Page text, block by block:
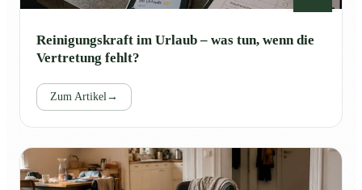
Reinigungskraft im Urlaub – was tun, wenn die
Vertretung fehlt?
Zum Artikel→